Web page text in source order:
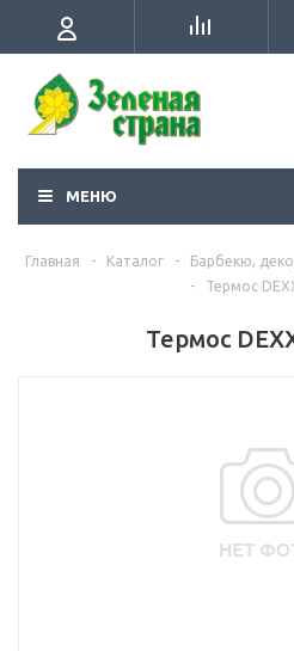
МЕНЮ
Главная - Каталог - Барбекю,
-
Термос
Термос